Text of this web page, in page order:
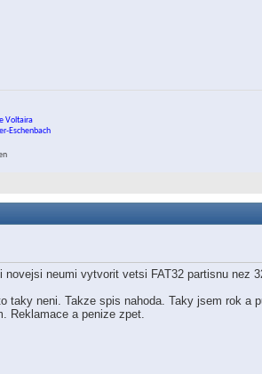
Voltaira
Eschenbach
neumi vytvorit vetsi FAT32 partisnu nez
taky neni. Takze spis nahoda. Taky jsem rok
Reklamace a penize zpet.